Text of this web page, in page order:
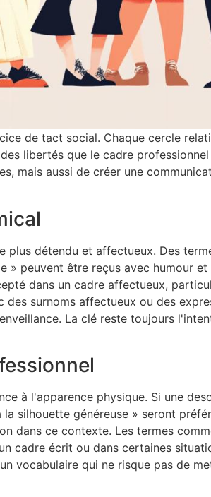
de tact social. Chaque cercle
libertés que le cadre
mais aussi de créer une
plus détendu et affectueux. Des
peuvent être reçus avec humour et
dans un cadre affectueux,
surnoms affectueux ou des
La clé reste toujours
à l'apparence physique. Si une
silhouette généreuse » seront
dans ce contexte. Les termes
cadre écrit ou dans certaines
vocabulaire qui ne risque pas de